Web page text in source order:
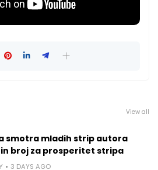
View all
smotra mladih strip autora
broj za prosperitet stripa
3 DAYS AGO